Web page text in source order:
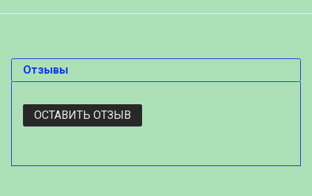
Отзывы
ОСТАВИТЬ ОТЗЫВ